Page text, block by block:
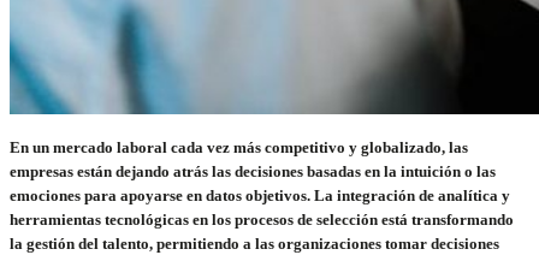
En un mercado laboral cada vez más competitivo y globalizado, las
empresas están dejando atrás las decisiones basadas en la intuición o las
emociones para apoyarse en datos objetivos. La integración de analítica y
herramientas tecnológicas en los procesos de selección está transformando
la gestión del talento, permitiendo a las organizaciones tomar decisiones